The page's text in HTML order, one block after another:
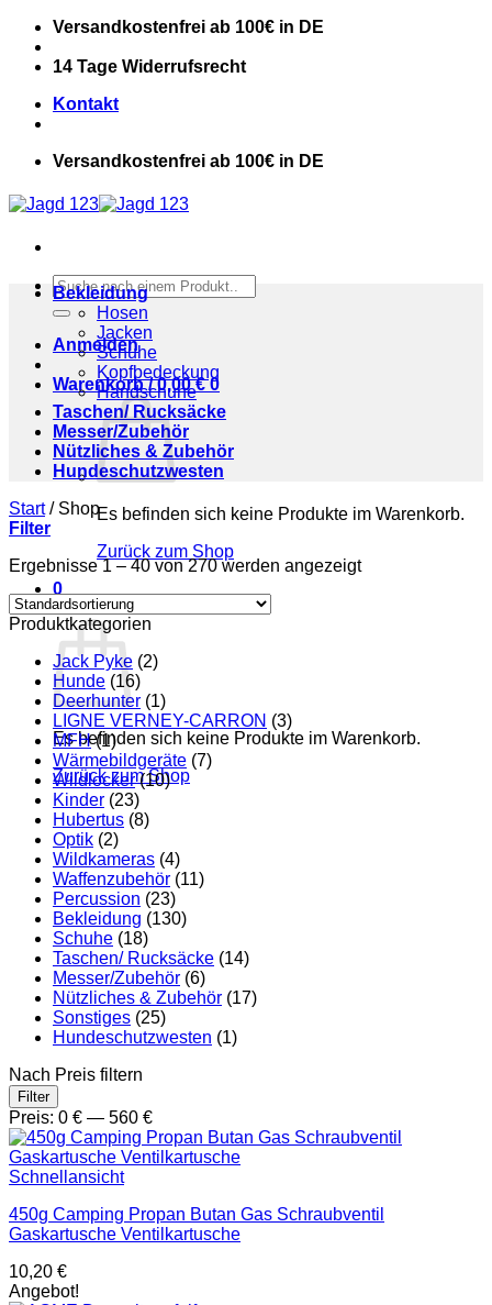
Zum
Inhalt
springen
Versandkostenfrei ab 100€ in DE
14 Tage Widerrufsrecht
Kontakt
Versandkostenfrei ab 100€ in DE
Suchen
nach:
Anmelden
Warenkorb /0,00€ 0
Es befinden sich keine Produkte im Warenkorb.
Zurück zum Shop
0
Warenkorb
Es befinden sich keine Produkte im Warenkorb.
Zurück zum Shop
Bekleidung
Hosen
Jacken
Schuhe
Kopfbedeckung
Handschuhe
Taschen/ Rucksäcke
Messer/Zubehör
Nützliches & Zubehör
Hundeschutzwesten
Start /Shop
Filter
Ergebnisse 1 – 40 von 270 werden angezeigt
Produktkategorien
Jack Pyke (2)
Hunde (16)
Deerhunter (1)
LIGNE VERNEY-CARRON (3)
MFH (1)
Wärmebildgeräte (7)
Wildlocker (10)
Kinder (23)
Hubertus (8)
Optik (2)
Wildkameras (4)
Waffenzubehör (11)
Percussion (23)
Bekleidung (130)
Schuhe (18)
Taschen/ Rucksäcke (14)
Messer/Zubehör (6)
Nützliches & Zubehör (17)
Sonstiges (25)
Hundeschutzwesten (1)
Nach Preis filtern
Min.
Preis
Max.
Preis
Filter
Preis: 0 € — 560 €
Schnellansicht
450g Camping Propan Butan Gas Schraubventil
Gaskartusche Ventilkartusche
10,20 €
Angebot!